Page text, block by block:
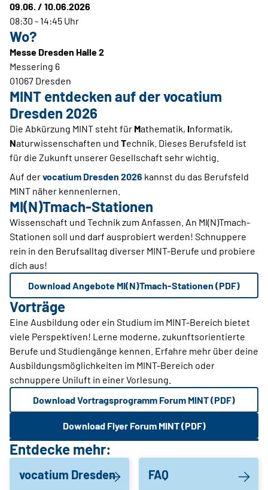
09.06. / 10.06.2026
08:30 - 14:45 Uhr
Wo?
Messe Dresden Halle 2
Messering 6
01067 Dresden
MINT entdecken auf der vocatium
Dresden 2026
Die Abkürzung MINT steht für Mathematik, Informatik,
Naturwissenschaften und Technik. Dieses Berufsfeld ist
für die Zukunft unserer Gesellschaft sehr wichtig.
Auf dervocatium Dresden 2026 kannst du das Berufsfeld
MINT näher kennenlernen.
MI(N)Tmach-Stationen
Wissenschaft und Technik zum Anfassen. An MI(N)Tmach-
Stationen soll und darf ausprobiert werden! Schnuppere
rein in den Berufsalltag diverser MINT-Berufe und probiere
dich aus!
Download Angebote MI(N)Tmach-Stationen (PDF)
Vorträge
Eine Ausbildung oder ein Studium im MINT-Bereich bietet
viele Perspektiven! Lerne moderne, zukunftsorientierte
Berufe und Studiengänge kennen. Erfahre mehr über deine
Ausbildungsmöglichkeiten im MINT-Bereich oder
schnuppere Uniluft in einer Vorlesung.
Download Vortragsprogramm Forum MINT (PDF)
Download Flyer Forum MINT (PDF)
Entdecke mehr:
vocatium Dresden FAQ